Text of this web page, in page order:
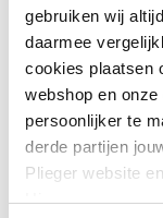
gebruiken wij
daarmee
cookies plaatsen
webshop en
persoonlijker te
derde partijen
Plieger website
Hiermee passen
Materiaal
Diameter